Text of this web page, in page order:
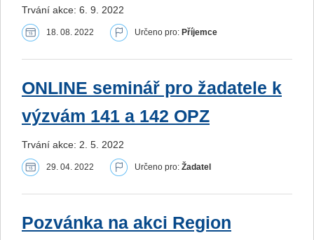
Trvání akce: 6. 9. 2022
18. 08. 2022 Určeno pro: Příjemce
ONLINE seminář pro žadatele k
výzvám 141 a 142 OPZ
Trvání akce: 2. 5. 2022
29. 04. 2022 Určeno pro: Žadatel
Pozvánka na akci Region